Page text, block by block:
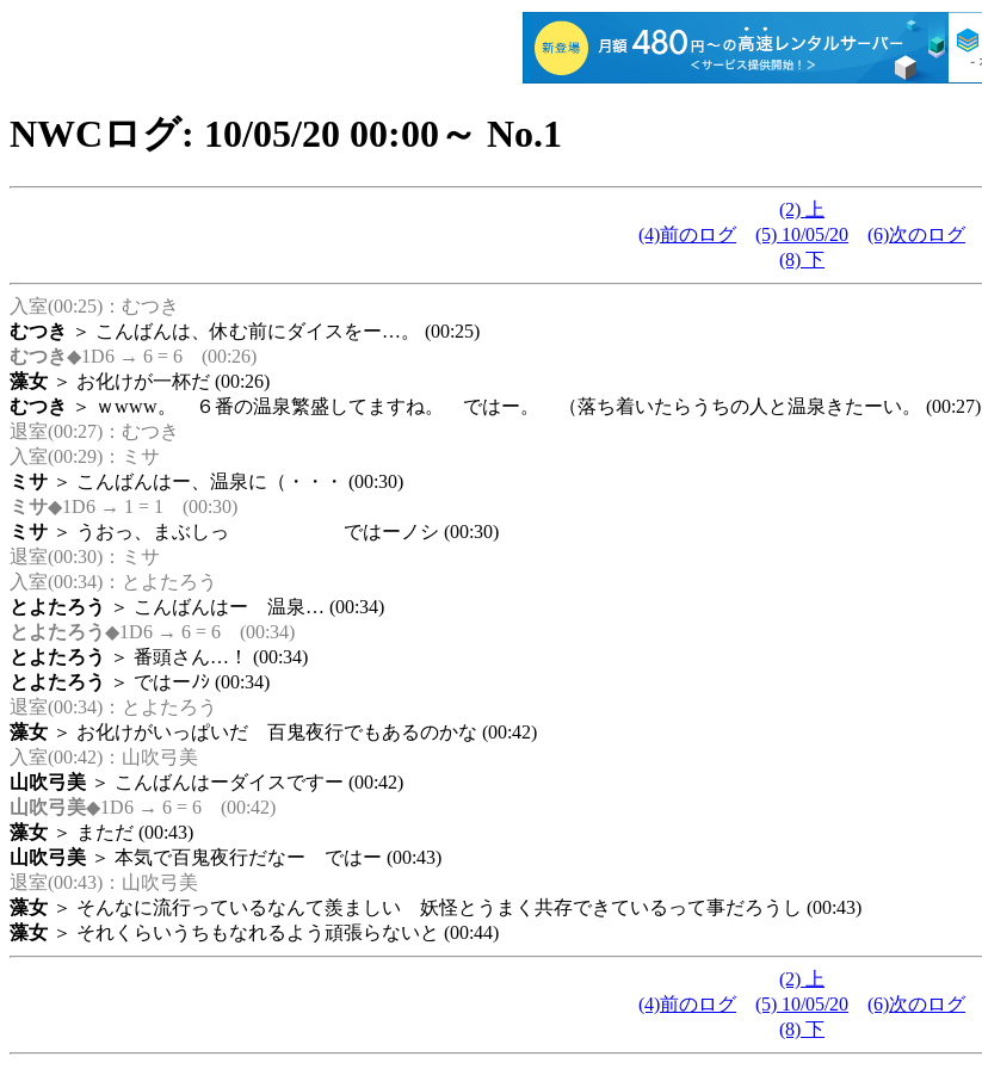
NWCログ: 10/05/20 00:00～ No.1
(2) 上
(4)前のログ
(5) 10/05/20
(6)次のログ
(8) 下
入室(00:25)：むつき
むつき ＞ こんばんは、休む前にダイスをー…。 (00:25)
むつき◆1D6 → 6 = 6 (00:26)
藻女 ＞ お化けが一杯だ (00:26)
むつき ＞ ｗwww。 ６番の温泉繁盛してますね。 ではー。 （落ち着いたらうちの人と温泉きたーい。 (00:27)
退室(00:27)：むつき
入室(00:29)：ミサ
ミサ ＞ こんばんはー、温泉に（・・・ (00:30)
ミサ◆1D6 → 1 = 1 (00:30)
ミサ ＞ うおっ、まぶしっ ではーノシ (00:30)
退室(00:30)：ミサ
入室(00:34)：とよたろう
とよたろう
＞ こんばんはー 温泉… (00:34)
とよたろう◆1D6 → 6 = 6 (00:34)
とよたろう
＞ 番頭さん…！ (00:34)
とよたろう
＞ ではーﾉｼ (00:34)
退室(00:34)：とよたろう
藻女 ＞ お化けがいっぱいだ 百鬼夜行でもあるのかな (00:42)
入室(00:42)：山吹弓美
山吹弓美 ＞ こんばんはーダイスですー (00:42)
山吹弓美◆1D6 → 6 = 6 (00:42)
藻女 ＞ まただ (00:43)
山吹弓美 ＞ 本気で百鬼夜行だなー ではー (00:43)
退室(00:43)：山吹弓美
藻女 ＞ そんなに流行っているなんて羨ましい 妖怪とうまく共存できているって事だろうし (00:43)
藻女 ＞ それくらいうちもなれるよう頑張らないと (00:44)
(2) 上
(4)前のログ
(5) 10/05/20
(6)次のログ
(8) 下